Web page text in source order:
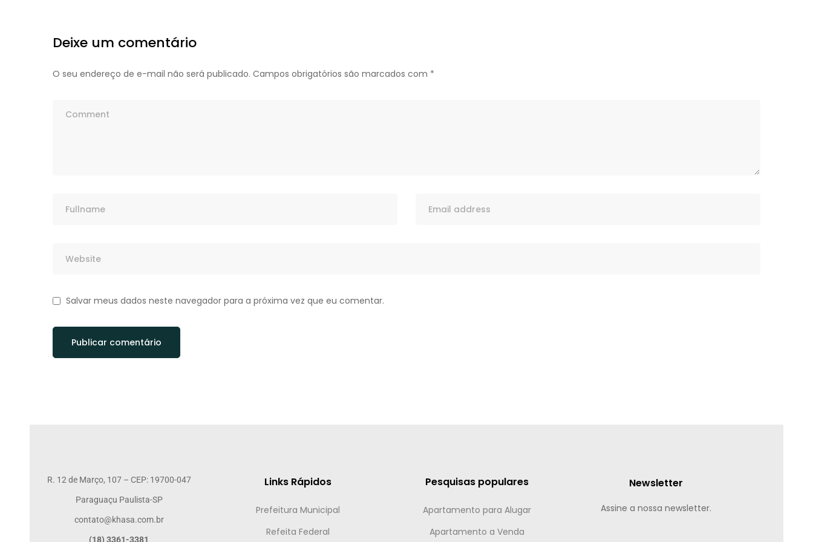
Deixe um comentário
O seu endereço de e-mail não será publicado. Campos obrigatórios são marcados com *
Salvar meus dados neste navegador para a próxima vez que eu comentar.
R. 12 de Março, 107 – CEP: 19700-047
Paraguaçu Paulista-SP
contato@khasa.com.br
(18) 3361-3381
Links Rápidos
Prefeitura Municipal
Refeita Federal
Pesquisas populares
Apartamento para Alugar
Apartamento a Venda
Newsletter
Assine a nossa newsletter.